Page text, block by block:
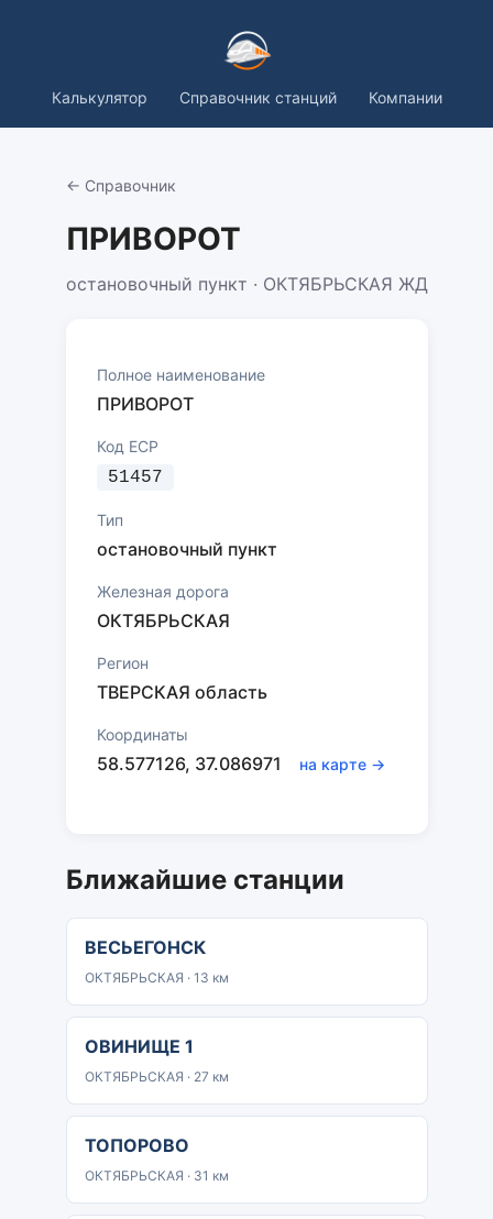
Калькулятор Справочник станций Компании
← Справочник
ПРИВОРОТ
остановочный пункт · ОКТЯБРЬСКАЯ ЖД
Полное наименование
ПРИВОРОТ
Код ЕСР
51457
Тип
остановочный пункт
Железная дорога
ОКТЯБРЬСКАЯ
Регион
ТВЕРСКАЯ область
Координаты
58.577126, 37.086971 на карте →
Ближайшие станции
ВЕСЬЕГОНСК
ОКТЯБРЬСКАЯ · 13 км
ОВИНИЩЕ 1
ОКТЯБРЬСКАЯ · 27 км
ТОПОРОВО
ОКТЯБРЬСКАЯ · 31 км